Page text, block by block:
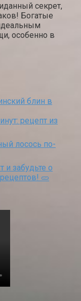
секрет,
Богатые
особенно в
блин в
рецепт из
лосось по-
и забудьте о
🥒